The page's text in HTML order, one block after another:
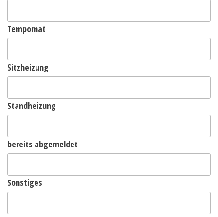
Tempomat
Sitzheizung
Standheizung
bereits abgemeldet
Sonstiges